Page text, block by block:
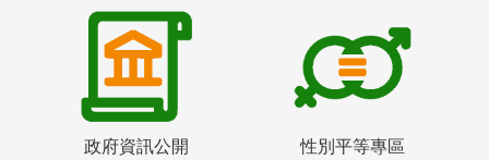
政府資訊公開 性別平等專區